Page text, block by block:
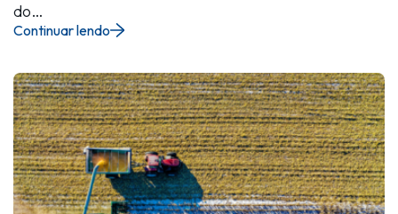
do…
Continuar lendo